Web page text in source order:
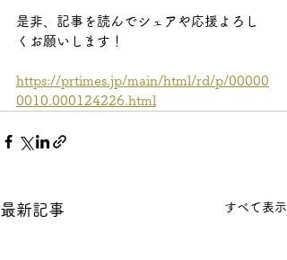
是非、記事を読んでシェアや応援よろし
くお願いします！
https://prtimes.jp/main/html/rd/p/00000
0010.000124226.html
最新記事 すべて表示